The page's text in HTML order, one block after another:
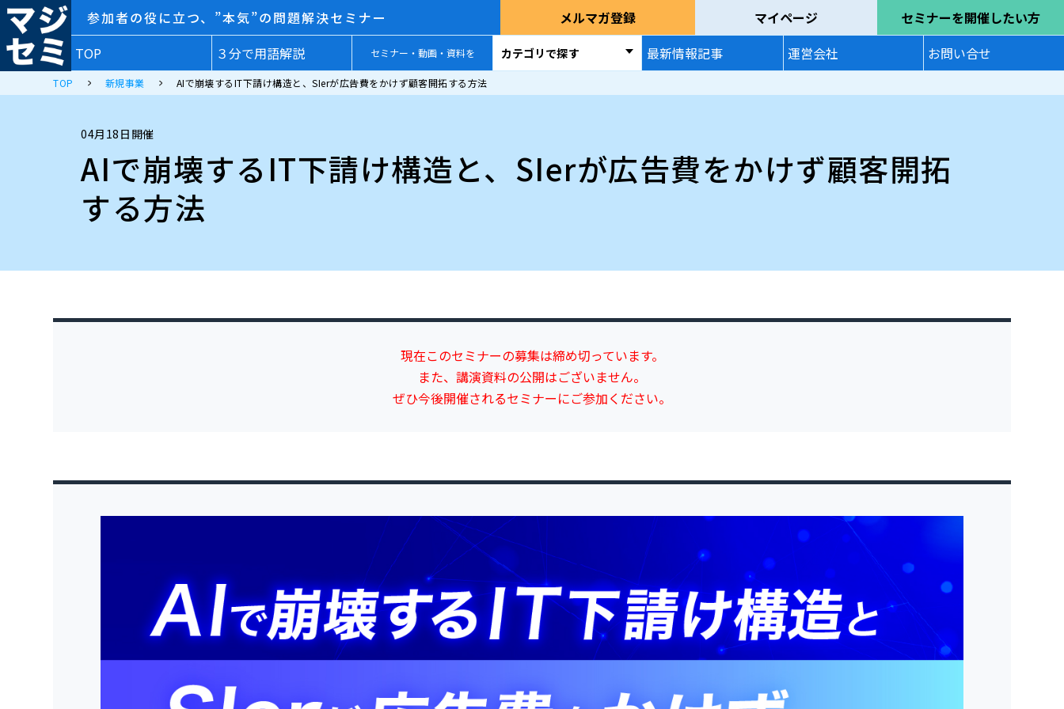
参加者の役に立つ、”本気”の問題解決セミナー メルマガ登録 マイページ
セミナーを開催したい方
TOP
３分で用語解説 セミナー・動画・資料を カテゴリで探す 最新情報記事 運営会社 お問い合せ
TOP 新規事業 AIで崩壊するIT下請け構造と、SIerが広告費をかけず顧客開拓する方法
04月18日開催
AIで崩壊するIT下請け構造と、SIerが広告費をかけず顧客開拓
する方法
現在このセミナーの募集は締め切っています。
また、講演資料の公開はございません。
ぜひ今後開催されるセミナーにご参加ください。